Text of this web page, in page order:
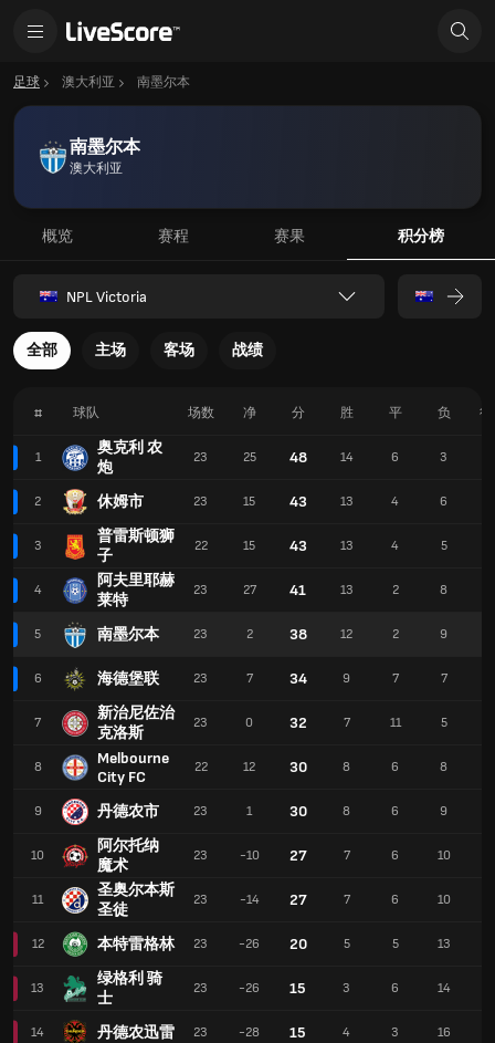
足球 澳大利亚 南墨尔本
南墨尔本
澳大利亚
概览 赛程 赛果 积分榜
NPL Victoria
全部 主场 客场 战绩
# 球队
1
奥克利 农
炮
2 休姆市
3
普雷斯顿狮
子
4
阿夫里耶赫
莱特
5 南墨尔本
6 海德堡联
7
新治尼佐治
克洛斯
8
Melbourne
City FC
9 丹德农市
10
阿尔托纳
魔术
11
圣奥尔本斯
圣徒
12 本特雷格林
13
绿格利 骑
士
14 丹德农迅雷
场数 净 分 胜 平 负
23 25 48 14 6 3
23 15 43 13 4 6
22 15 43 13 4 5
23 27 41 13 2 8
23 2 38 12 2 9
23 7 34 9 7 7
23 0 32 7 11 5
22 12 30 8 6 8
23 1 30 8 6 9
23 -10 27 7 6 10
23 -14 27 7 6 10
23 -26 20 5 5 13
23 -26 15 3 6 14
23 -28 15 4 3 16